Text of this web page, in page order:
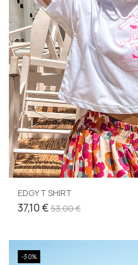
EDGY T SHIRT
37,10 € 53,00 €
-30%